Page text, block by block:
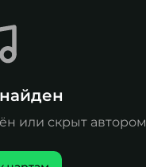
или скрыт автором